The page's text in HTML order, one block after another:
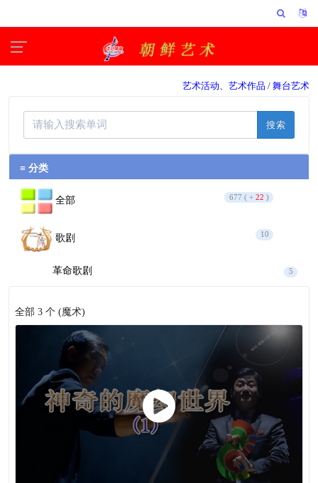
艺术活动、艺术作品 / 舞台艺术
搜索
≡ 分类
全部 677 ( + 22 )
歌剧 10
革命歌剧 5
话剧 5
革命话剧
话剧
607 ( + 20)
5
器乐
全部 3 个 (魔术)